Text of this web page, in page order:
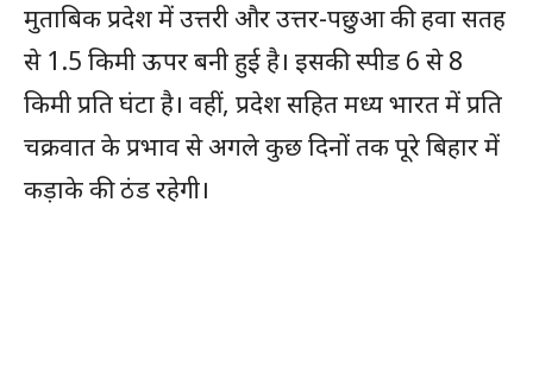
मुताबिक प्रदेश में उत्तरी और उत्तर-पछुआ की हवा सतह
से 1.5 किमी ऊपर बनी हुई है। इसकी स्पीड 6 से 8
किमी प्रति घंटा है। वहीं, प्रदेश सहित मध्य भारत में प्रति
चक्रवात के प्रभाव से अगले कुछ दिनों तक पूरे बिहार में
कड़ाके की ठंड रहेगी।